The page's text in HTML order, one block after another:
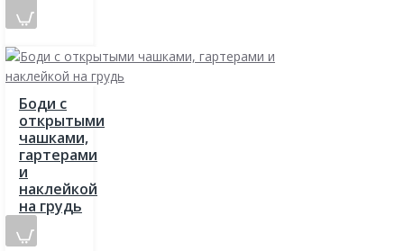
Боди с
открытыми
чашками,
гартерами
и
наклейкой
на грудь